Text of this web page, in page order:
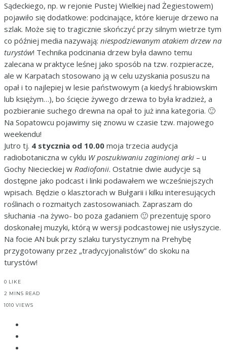
Sądeckiego, np. w rejonie Pustej Wielkiej nad Żegiestowem)
pojawiło się dodatkowe: podcinające, które kieruje drzewo na
szlak. Może się to tragicznie skończyć przy silnym wietrze tym
co później media nazywają: niespodziewanym atakiem drzew na
turystów! Technika podcinania drzew była dawno temu
zalecana w praktyce leśnej jako sposób na tzw. rozpieracze,
ale w Karpatach stosowano ją w celu uzyskania posuszu na
opał i to najlepiej w lesie państwowym (a kiedyś hrabiowskim
lub księżym…), bo ścięcie żywego drzewa to była kradzież, a
pozbieranie suchego drewna na opał to już inna kategoria. 🙂
Na Sopatowcu pojawimy się znowu w czasie tzw. majowego
weekendu!
Jutro tj. 4 stycznia od 10.00 moja trzecia audycja
radiobotaniczna w cyklu W poszukiwaniu zaginionej arki – u
Gochy Niecieckiej w Radiofonii. Ostatnie dwie audycje są
dostępne jako podcast i linki podawałem we wcześniejszych
wpisach. Będzie o klasztorach w Bułgarii i kilku interesujących
roślinach o rozmaitych zastosowaniach. Zapraszam do
słuchania -na żywo- bo poza gadaniem 🙂 prezentuję sporo
doskonałej muzyki, którą w wersji podcastowej nie usłyszycie.
Na focie AN buk przy szlaku turystycznym na Prehybę
przygotowany przez „tradycyjonalistów” do skoku na
turystów!
0 LIKE
2 MINS READ
1010 VIEWS